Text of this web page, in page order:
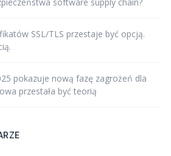
SSL/TLS przestaje być opcją.
pokazuje nową fazę zagrożeń dla
przestała być teorią